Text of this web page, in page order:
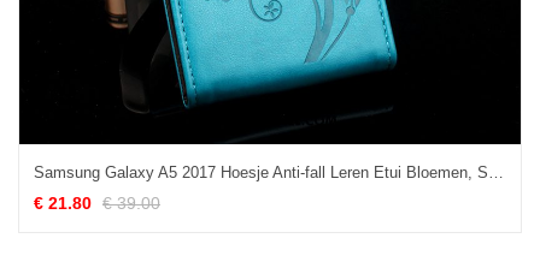
Samsung Galaxy A5 2017 Hoesje Anti-fall Leren Etui Bloemen, Samsung Galaxy A5 2017 Hoesje Patroon Bescherming
€ 21.80 € 39.00